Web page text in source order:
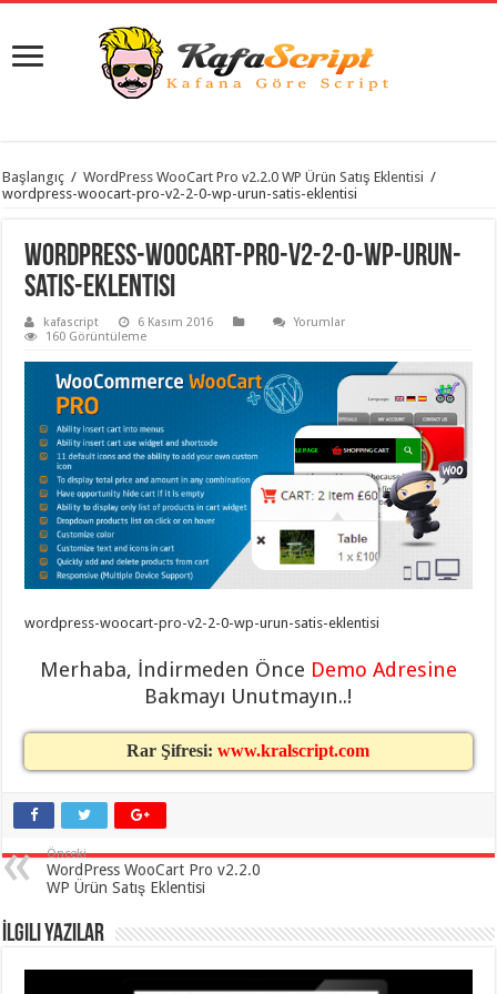
istanbul
organizasyon
taşımacılık,
gaziantep
organizasyon,
gaziantep
taşımacılık
evden
taşımacılık,
gaziantep
evden
taşımacılık,
evden
taşımacılık,
gaziantep
evden
taşımacılık,
gaziantep
gaziantep
gaziantep
evden
taşımacılık,
taşımacılık,
gaziantep
asansörlü
taşıma
gaziantep
eve
taşımacılık,
Başlangıç / WordPress WooCart Pro v2.2.0 WP Ürün Satış Eklentisi /
wordpress-woocart-pro-v2-2-0-wp-urun-satis-eklentisi
wordpress-woocart-pro-v2-2-0-wp-urun-
satis-eklentisi
kafascript 6 Kasım 2016
Yorumlar
160 Görüntüleme
wordpress-woocart-pro-v2-2-0-wp-urun-satis-eklentisi
Merhaba, İndirmeden Önce Demo Adresine
Bakmayı Unutmayın..!
Rar Şifresi:www.kralscript.com
Önceki
WordPress WooCart Pro v2.2.0
WP Ürün Satış Eklentisi
İlgili Yazılar